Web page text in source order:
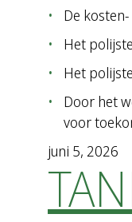
De
Het
​Het
Door het
voor
juni 5, 2026